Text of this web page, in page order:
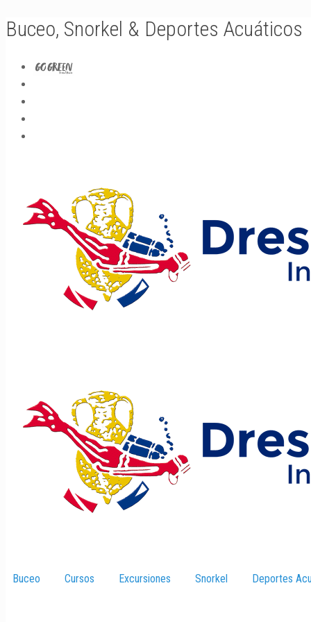
Buceo, Snorkel & Deportes Acuáticos
Buceo Cursos Excursiones Snorkel Deportes